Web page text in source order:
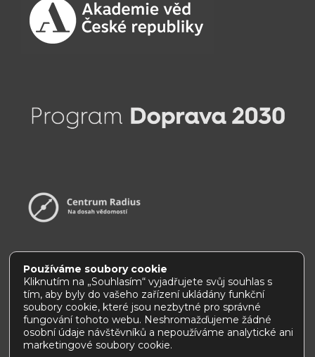
Prohlášení o přístupnosti |Jak používat tento web
Používáme soubory cookie
Kliknutím na „Souhlasím“ vyjadřujete svůj souhlas s
tím, aby byly do vašeho zařízení ukládány funkční
soubory cookie, které jsou nezbytné pro správné
fungování tohoto webu. Neshromažďujeme žádné
osobní údaje návštěvníků a nepoužíváme analytické ani
marketingové soubory cookie.